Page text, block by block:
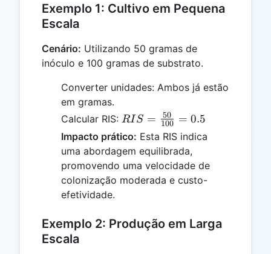
Exemplo 1: Cultivo em Pequena
Escala
Cenário: Utilizando 50 gramas de
inóculo e 100 gramas de substrato.
Converter unidades: Ambos já estão
em gramas.
Calcular RIS: RIS =
\frac{50}
{100} =
RIS = 100
50 = 0.5
Impacto prático: Esta RIS indica
uma abordagem equilibrada,
promovendo uma velocidade de
colonização moderada e custo-
efetividade.
Exemplo 2: Produção em Larga
Escala